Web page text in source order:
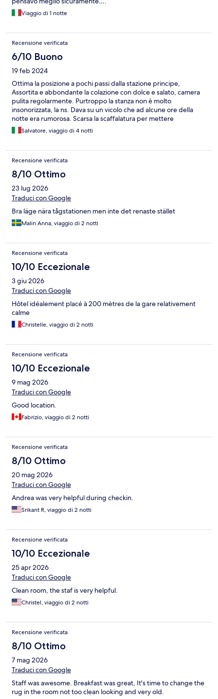
Viaggio di 1 notte
Recensione verificata
6/10 Buono
19 feb 2024
Ottima la posizione a pochi passi dalla stazione principe,
Assortita e abbondante la colazione con dolce e salato, camera
pulita regolarmente. Purtroppo la stanza non è molto
insonorizzata, la ns. Dava su un vicolo che ad alcune ore della
notte era rumorosa. Scarsa la scaffalatura per mettere
l'abbigliamento di 2 persone.
Salvatore, viaggio di 4 notti
Recensione verificata
8/10 Ottimo
23 lug 2026
Traduci con Google
Bra läge nära tågstationen men inte det renaste stället
Malin Anna, viaggio di 2 notti
Recensione verificata
10/10 Eccezionale
3 giu 2026
Traduci con Google
Hôtel idéalement placé à 200 mètres de la gare relativement
calme
Christelle, viaggio di 2 notti
Recensione verificata
10/10 Eccezionale
9 mag 2026
Traduci con Google
Good location.
Fabrizio, viaggio di 2 notti
Recensione verificata
8/10 Ottimo
20 mag 2026
Traduci con Google
Andrea was very helpful during checkin.
Srikant R, viaggio di 2 notti
Recensione verificata
10/10 Eccezionale
25 apr 2026
Traduci con Google
Clean room, the staf is very helpful.
Christel, viaggio di 2 notti
Recensione verificata
8/10 Ottimo
7 mag 2026
Traduci con Google
Staff was awesome. Breakfast was great, It's time to change the
rug in the room not too clean looking and very old.